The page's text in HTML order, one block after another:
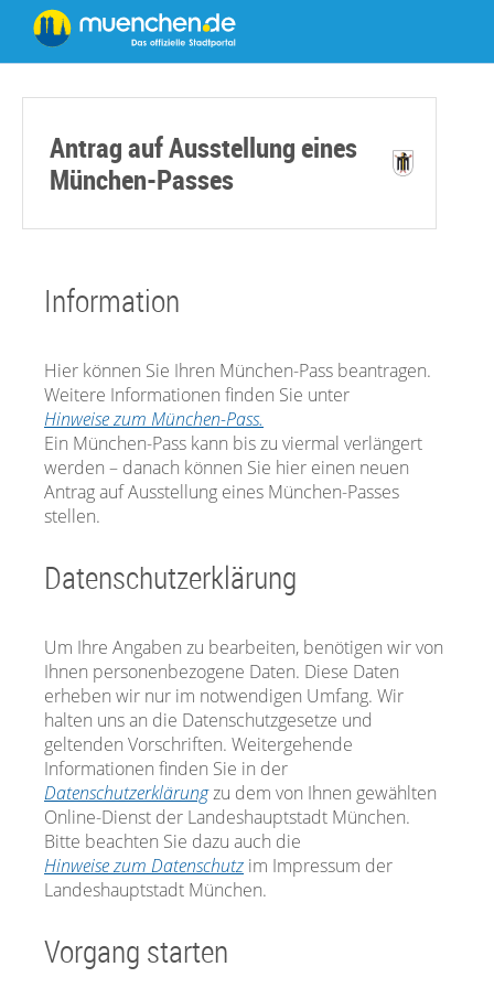
Antrag auf Ausstellung eines
München-Passes
Information
Hier können Sie Ihren München-Pass beantragen.
Weitere Informationen finden Sie unter
Hinweise zum München-Pass.
Ein München-Pass kann bis zu viermal verlängert
werden – danach können Sie hier einen neuen
Antrag auf Ausstellung eines München-Passes
stellen.
Datenschutzerklärung
Um Ihre Angaben zu bearbeiten, benötigen wir von
Ihnen personenbezogene Daten. Diese Daten
erheben wir nur im notwendigen Umfang. Wir
halten uns an die Datenschutzgesetze und
geltenden Vorschriften. Weitergehende
Informationen finden Sie in der
Datenschutzerklärungzu dem von Ihnen gewählten
Online-Dienst der Landeshauptstadt München.
Bitte beachten Sie dazu auch die
Hinweise zum Datenschutz im Impressum der
Landeshauptstadt München.
Vorgang starten